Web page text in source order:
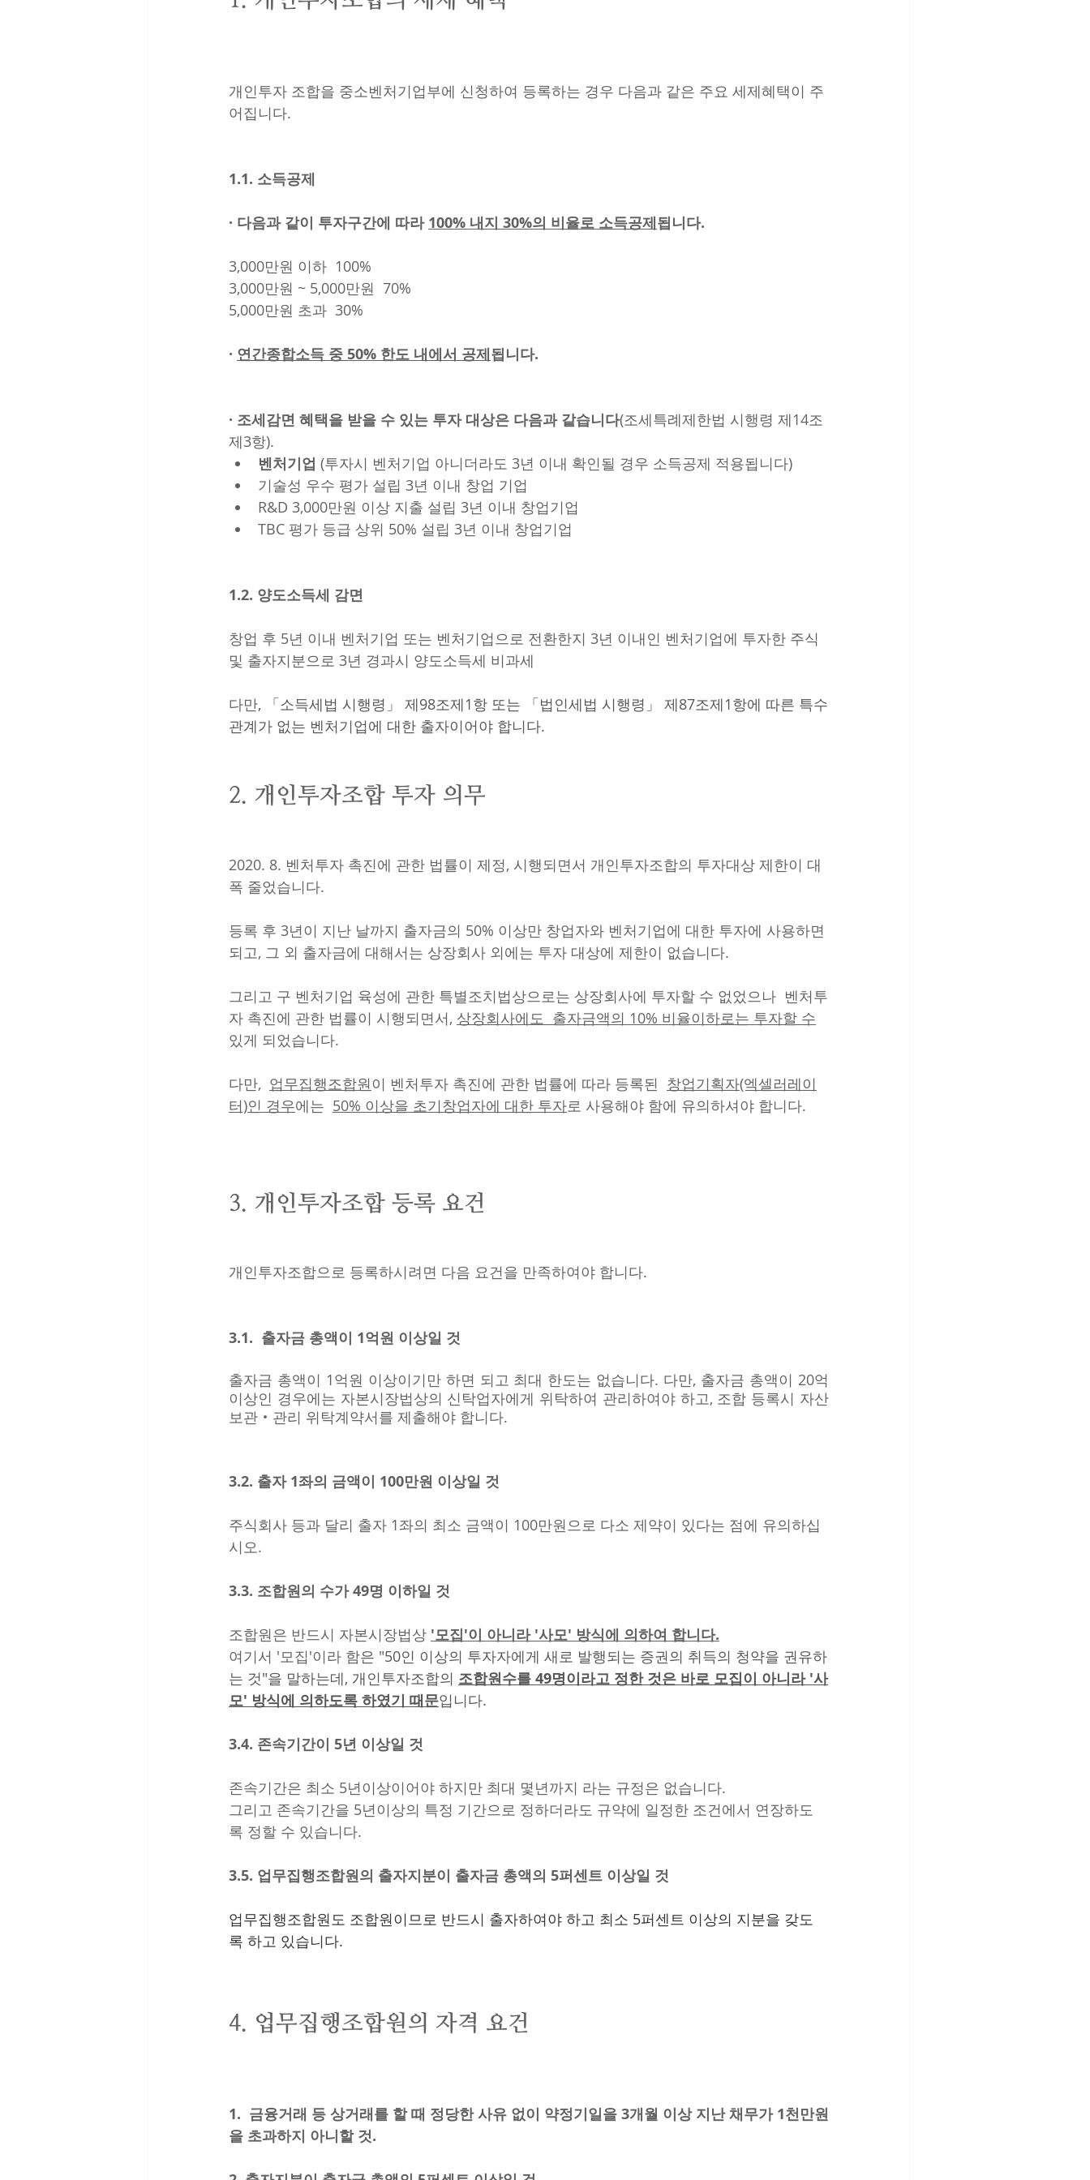
개인투자 조합을 중소벤처기업부에 신청하여 등록하는 경우 다음과 같은 주요 세제혜택이 주
어집니다.
1.1. 소득공제
· 다음과 같이 투자구간에 따라 100% 내지 30%의 비율로 소득공제됩니다.
3,000만원 이하  100%
3,000만원 ~ 5,000만원  70%
5,000만원 초과  30%
· 연간종합소득 중 50% 한도 내에서 공제됩니다.
· 조세감면 혜택을 받을 수 있는 투자 대상은 다음과 같습니다(조세특례제한법 시행령 제14조
제3항).
벤처기업 (투자시 벤처기업 아니더라도 3년 이내 확인될 경우 소득공제 적용됩니다)
기술성 우수 평가 설립 3년 이내 창업 기업
R&D 3,000만원 이상 지출 설립 3년 이내 창업기업
TBC 평가 등급 상위 50% 설립 3년 이내 창업기업
1.2. 양도소득세 감면
창업 후 5년 이내 벤처기업 또는 벤처기업으로 전환한지 3년 이내인 벤처기업에 투자한 주식
및 출자지분으로 3년 경과시 양도소득세 비과세
다만, 「소득세법 시행령」 제98조제1항 또는 「법인세법 시행령」 제87조제1항에 따른 특수
관계가 없는 벤처기업에 대한 출자이어야 합니다.
2. 개인투자조합 투자 의무
2020. 8. 벤처투자 촉진에 관한 법률이 제정, 시행되면서 개인투자조합의 투자대상 제한이 대
폭 줄었습니다.
등록 후 3년이 지난 날까지 출자금의 50% 이상만 창업자와 벤처기업에 대한 투자에 사용하면
되고, 그 외 출자금에 대해서는 상장회사 외에는 투자 대상에 제한이 없습니다.
그리고 구 벤처기업 육성에 관한 특별조치법상으로는 상장회사에 투자할 수 없었으나  벤처투
자 촉진에 관한 법률이 시행되면서, 상장회사에도  출자금액의 10% 비율이하로는 투자할 수
있게 되었습니다.
다만, 업무집행조합원이 벤처투자 촉진에 관한 법률에 따라 등록된 창업기획자(엑셀러레이
터)인 경우에는 50% 이상을 초기창업자에 대한 투자로 사용해야 함에 유의하셔야 합니다.
3. 개인투자조합 등록 요건
개인투자조합으로 등록하시려면 다음 요건을 만족하여야 합니다.
3.1.  출자금 총액이 1억원 이상일 것
출자금 총액이 1억원 이상이기만 하면 되고 최대 한도는 없습니다. 다만, 출자금 총액이 20억
이상인 경우에는 자본시장법상의 신탁업자에게 위탁하여 관리하여야 하고, 조합 등록시 자산
보관‧관리 위탁계약서를 제출해야 합니다.
3.2. 출자 1좌의 금액이 100만원 이상일 것
주식회사 등과 달리 출자 1좌의 최소 금액이 100만원으로 다소 제약이 있다는 점에 유의하십
시오.
3.3. 조합원의 수가 49명 이하일 것
조합원은 반드시 자본시장법상 '모집'이 아니라 '사모' 방식에 의하여 합니다.
여기서 '모집'이라 함은 "50인 이상의 투자자에게 새로 발행되는 증권의 취득의 청약을 권유하
는 것"을 말하는데, 개인투자조합의 조합원수를 49명이라고 정한 것은 바로 모집이 아니라 '사
모' 방식에 의하도록 하였기 때문입니다.
3.4. 존속기간이 5년 이상일 것
존속기간은 최소 5년이상이어야 하지만 최대 몇년까지 라는 규정은 없습니다.
그리고 존속기간을 5년이상의 특정 기간으로 정하더라도 규약에 일정한 조건에서 연장하도
록 정할 수 있습니다.
3.5. 업무집행조합원의 출자지분이 출자금 총액의 5퍼센트 이상일 것
업무집행조합원도 조합원이므로 반드시 출자하여야 하고 최소 5퍼센트 이상의 지분을 갖도
록 하고 있습니다.
4. 업무집행조합원의 자격 요건
1.  금융거래 등 상거래를 할 때 정당한 사유 없이 약정기일을 3개월 이상 지난 채무가 1천만원
을 초과하지 아니할 것.